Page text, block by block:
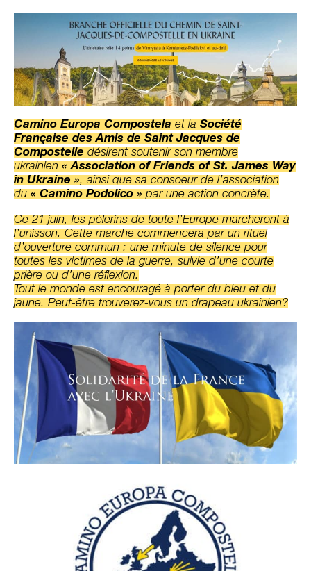
Camino Europa Compostela et la Société
Française des Amis de Saint Jacques de
Compostelle désirent soutenir son membre
ukrainien « Association of Friends of St. James Way
in Ukraine », ainsi que sa consoeur de l’association
du « Camino Podolico » par une action concrète.
Ce 21 juin, les pèlerins de toute l’Europe marcheront à
l’unisson. Cette marche commencera par un rituel
d’ouverture commun : une minute de silence pour
toutes les victimes de la guerre, suivie d’une courte
prière ou d’une réflexion.
Tout le monde est encouragé à porter du bleu et du
jaune. Peut-être trouverez-vous un drapeau ukrainien?